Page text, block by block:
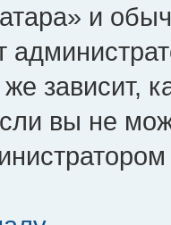
и
же зависит,
вы не